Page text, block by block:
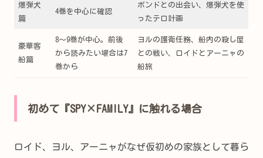
爆弾犬
篇
4巻を中心に確認
ボンドとの出会い、爆弾犬を使
ったテロ計画
豪華客
船篇
8～9巻が中心。前後
から読みたい場合は7
巻から
ヨルの護衛任務、船内の殺し屋
との戦い、ロイドとアーニャの
船旅
初めて『SPY×FAMILY』に触れる場合
ロイド、ヨル、アーニャがなぜ仮初めの家族として暮ら